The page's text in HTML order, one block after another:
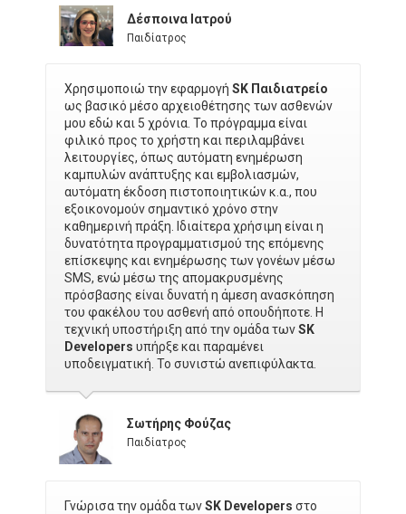
Δέσποινα Ιατρού
Παιδίατρος
Χρησιμοποιώ την εφαρμογή SK Παιδιατρείο
ως βασικό μέσο αρχειοθέτησης των ασθενών
μου εδώ και 5 χρόνια. Το πρόγραμμα είναι
φιλικό προς το χρήστη και περιλαμβάνει
λειτουργίες, όπως αυτόματη ενημέρωση
καμπυλών ανάπτυξης και εμβολιασμών,
αυτόματη έκδοση πιστοποιητικών κ.α., που
εξοικονομούν σημαντικό χρόνο στην
καθημερινή πράξη. Ιδιαίτερα χρήσιμη είναι η
δυνατότητα προγραμματισμού της επόμενης
επίσκεψης και ενημέρωσης των γονέων μέσω
SMS, ενώ μέσω της απομακρυσμένης
πρόσβασης είναι δυνατή η άμεση ανασκόπηση
του φακέλου του ασθενή από οπουδήποτε. Η
τεχνική υποστήριξη από την ομάδα τωνSK
Developers υπήρξε και παραμένει
υποδειγματική. Το συνιστώ ανεπιφύλακτα.
Σωτήρης Φούζας
Παιδίατρος
Γνώρισα την ομάδα τωνSK Developers στο